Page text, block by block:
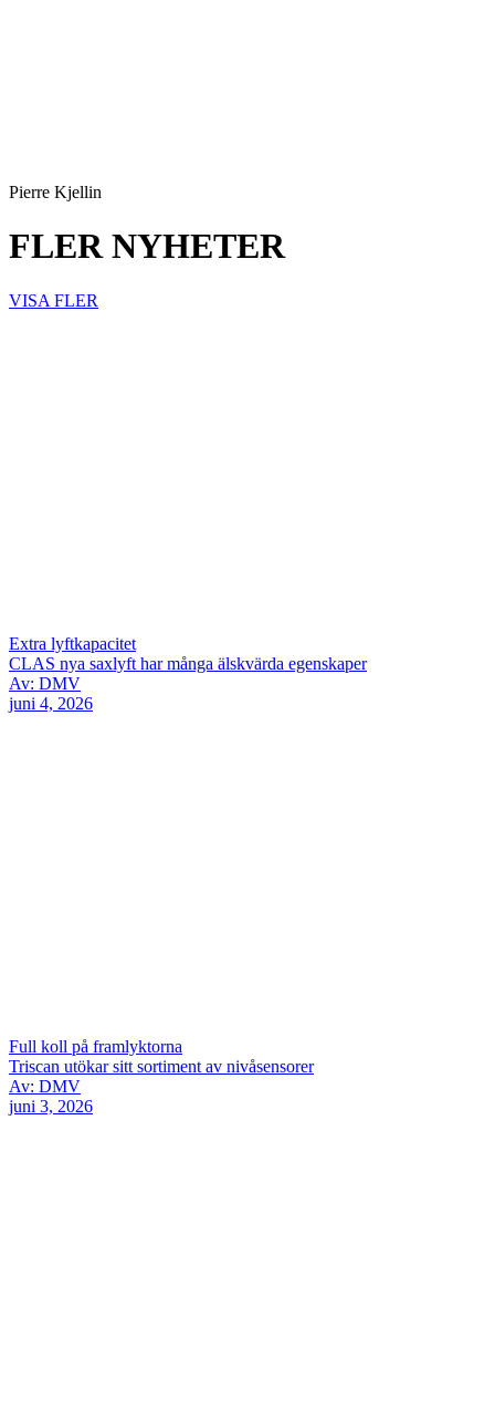
Pierre Kjellin
FLER NYHETER
VISA FLER
Extra lyftkapacitet
CLAS nya saxlyft har många älskvärda egenskaper
Av: DMV
juni 4, 2026
Full koll på framlyktorna
Triscan utökar sitt sortiment av nivåsensorer
Av: DMV
juni 3, 2026